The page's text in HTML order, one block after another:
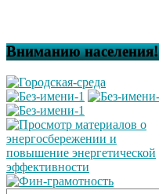
Вниманию населения!